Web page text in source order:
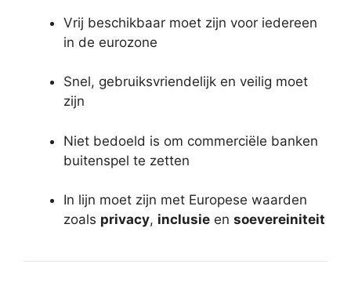
Vrij beschikbaar moet zijn voor iedereen
in de eurozone
Snel, gebruiksvriendelijk en veilig moet
zijn
Niet bedoeld is om commerciële banken
buitenspel te zetten
In lijn moet zijn met Europese waarden
zoals privacy, inclusie en soevereiniteit